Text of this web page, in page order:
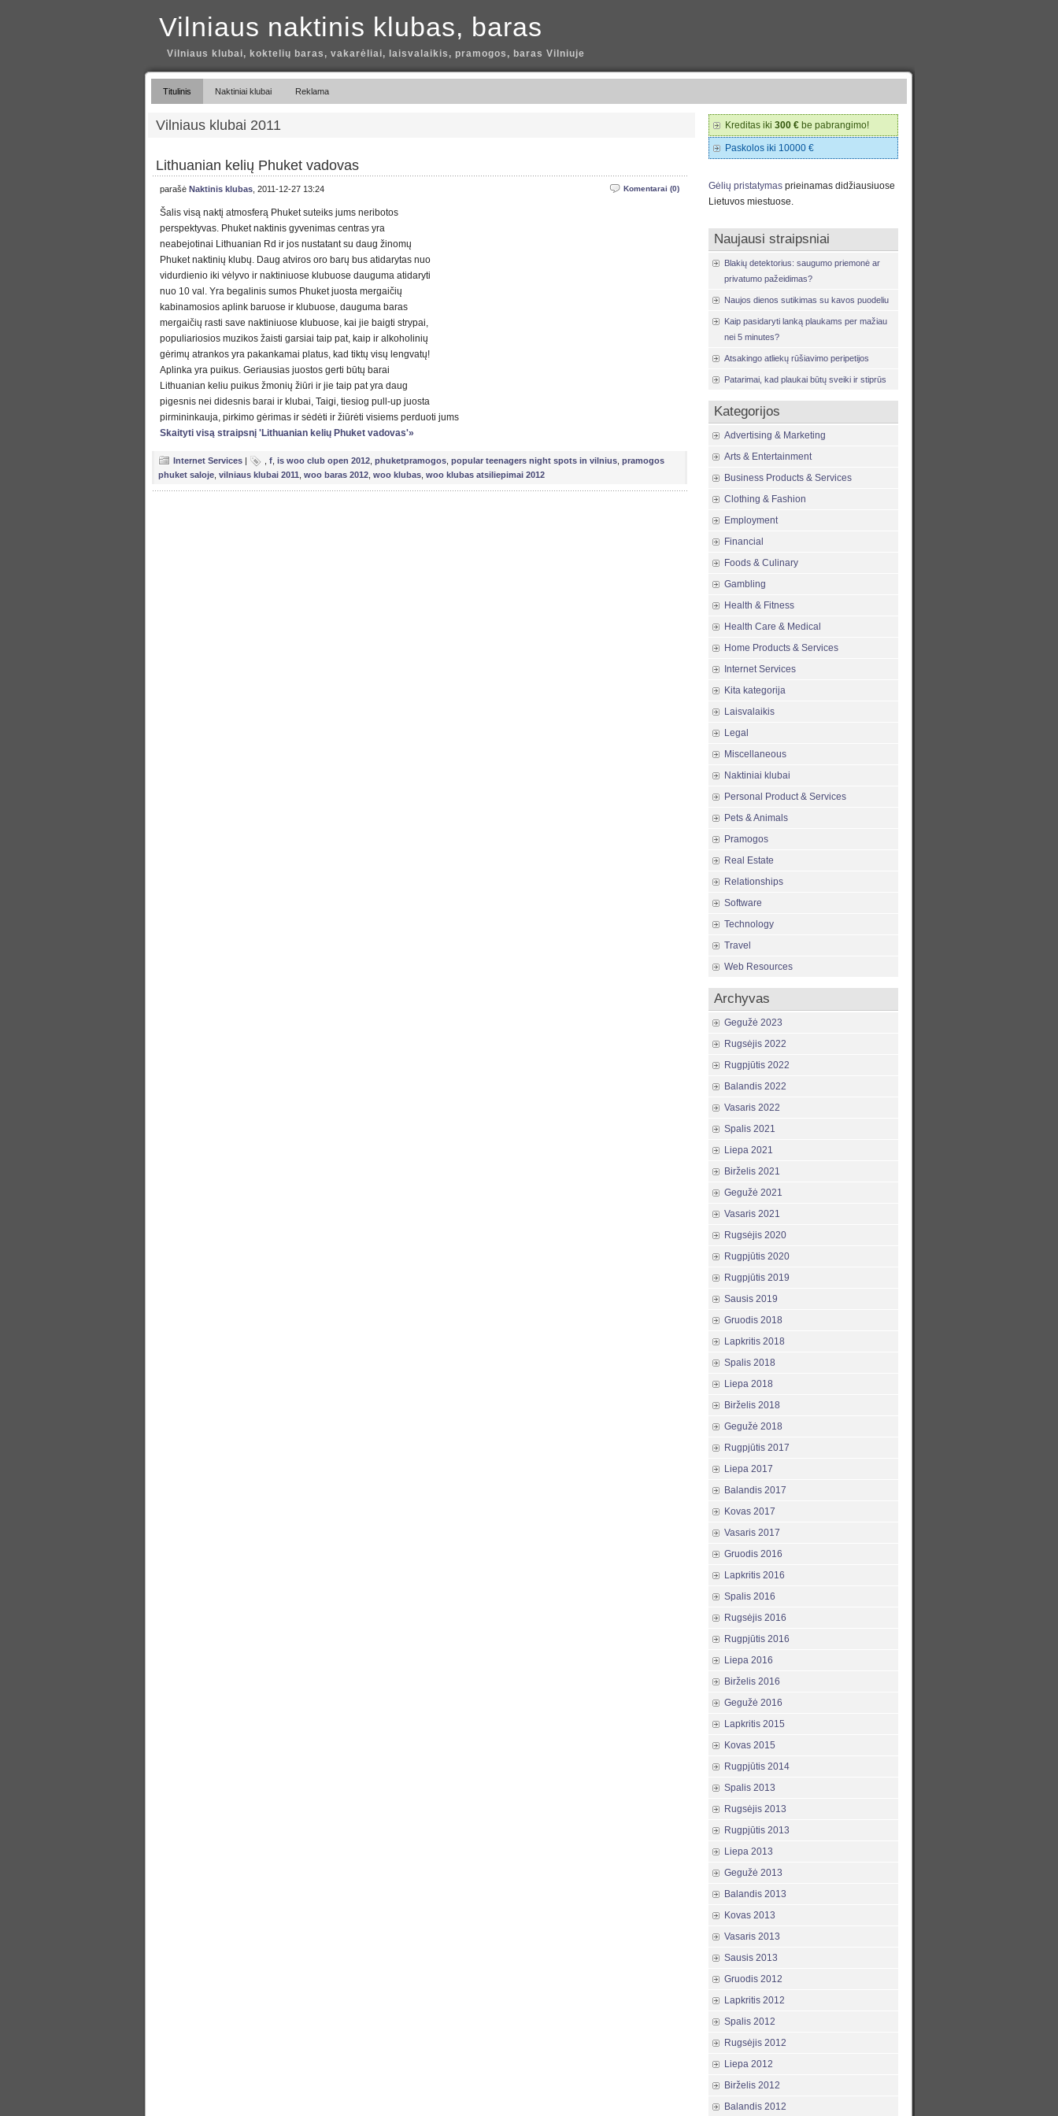
Vilniaus naktinis klubas, baras
Vilniaus klubai, koktelių baras, vakarėliai, laisvalaikis, pramogos, baras Vilniuje
Titulinis Naktiniai klubai Reklama
Vilniaus klubai 2011
Lithuanian kelių Phuket vadovas
Komentarai (0)
parašė Naktinis klubas , 2011-12-27 13:24
Šalis visą naktį atmosferą Phuket suteiks jums neribotos
perspektyvas. Phuket naktinis gyvenimas centras yra
neabejotinai Lithuanian Rd ir jos nustatant su daug žinomų
Phuket naktinių klubų. Daug atviros oro barų bus atidarytas nuo
vidurdienio iki vėlyvo ir naktiniuose klubuose dauguma atidaryti
nuo 10 val. Yra begalinis sumos Phuket juosta mergaičių
kabinamosios aplink baruose ir klubuose, dauguma baras
mergaičių rasti save naktiniuose klubuose, kai jie baigti strypai,
populiariosios muzikos žaisti garsiai taip pat, kaip ir alkoholinių
gėrimų atrankos yra pakankamai platus, kad tiktų visų lengvatų!
Aplinka yra puikus. Geriausias juostos gerti būtų barai
Lithuanian keliu puikus žmonių žiūri ir jie taip pat yra daug
pigesnis nei didesnis barai ir klubai, Taigi, tiesiog pull-up juosta
pirmininkauja, pirkimo gėrimas ir sėdėti ir žiūrėti visiems perduoti jums
Skaityti visą straipsnį 'Lithuanian kelių Phuket vadovas'»
Internet Services | f is woo club open 2012 phuketpramogos popular teenagers night spots in vilnius pramogos
phuket saloje vilniaus klubai 2011 woo baras 2012 woo klubas woo klubas atsiliepimai 2012
Kreditas iki 300 € be pabrangimo!
Paskolos iki 10000 €
Gėlių pristatymas prieinamas didžiausiuose
Lietuvos miestuose.
Naujausi straipsniai
Blakių detektorius: saugumo priemonė ar
privatumo pažeidimas?
Naujos dienos sutikimas su kavos puodeliu
Kaip pasidaryti lanką plaukams per mažiau
nei 5 minutes?
Atsakingo atliekų rūšiavimo peripetijos
Patarimai, kad plaukai būtų sveiki ir stiprūs
Kategorijos
Advertising & Marketing
Arts & Entertainment
Business Products & Services
Clothing & Fashion
Employment
Financial
Foods & Culinary
Gambling
Health & Fitness
Health Care & Medical
Home Products & Services
Internet Services
Kita kategorija
Laisvalaikis
Legal
Miscellaneous
Naktiniai klubai
Personal Product & Services
Pets & Animals
Pramogos
Real Estate
Relationships
Software
Technology
Travel
Web Resources
Archyvas
Gegužė 2023
Rugsėjis 2022
Rugpjūtis 2022
Balandis 2022
Vasaris 2022
Spalis 2021
Liepa 2021
Birželis 2021
Gegužė 2021
Vasaris 2021
Rugsėjis 2020
Rugpjūtis 2020
Rugpjūtis 2019
Sausis 2019
Gruodis 2018
Lapkritis 2018
Spalis 2018
Liepa 2018
Birželis 2018
Gegužė 2018
Rugpjūtis 2017
Liepa 2017
Balandis 2017
Kovas 2017
Vasaris 2017
Gruodis 2016
Lapkritis 2016
Spalis 2016
Rugsėjis 2016
Rugpjūtis 2016
Liepa 2016
Birželis 2016
Gegužė 2016
Lapkritis 2015
Kovas 2015
Rugpjūtis 2014
Spalis 2013
Rugsėjis 2013
Rugpjūtis 2013
Liepa 2013
Gegužė 2013
Balandis 2013
Kovas 2013
Vasaris 2013
Sausis 2013
Gruodis 2012
Lapkritis 2012
Spalis 2012
Rugsėjis 2012
Liepa 2012
Birželis 2012
Balandis 2012